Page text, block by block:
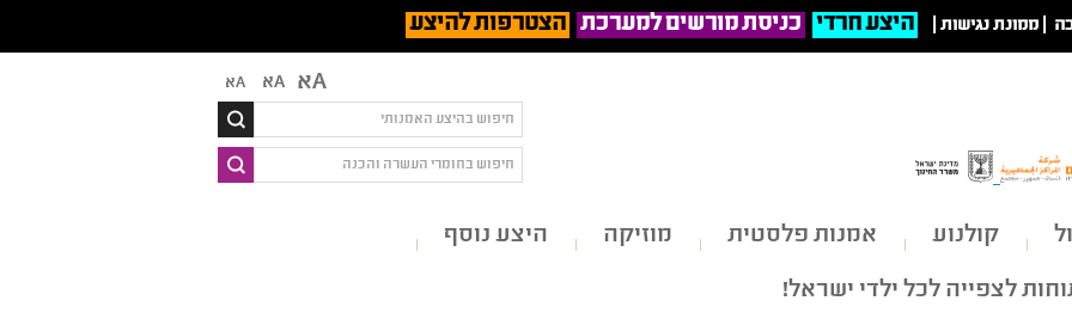
ממונת נגישות היצע חרדי כניסת מורשים למערכת הצטרפות להיצע
Aא Aא Aא
קולנוע אמנות פלסטית מוזיקה
היצע נוסף
לצפייה לכל ילדי ישראל!